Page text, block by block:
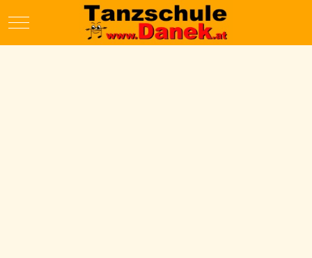
Mobile Menu Toggle